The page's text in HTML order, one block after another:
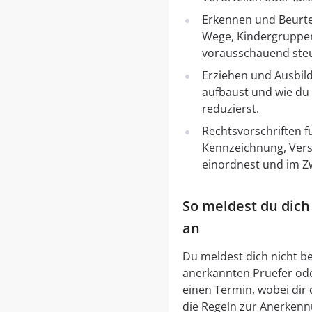
Erkennen und
Wege,
vorausschauend
Erziehen und
aufbaust und wie
reduzierst.
Rechtsvorschriften
Kennzeichnung,
einordnest und im
So meldest du
an
Du meldest dich nicht
anerkannten Pruefer
einen Termin, wobei dir
die Regeln zur